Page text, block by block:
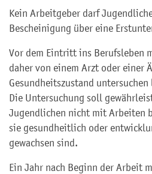
Kein Arbeitgeber darf
Bescheinigung über eine
Vor dem Eintritt ins Berufsleben
daher von einem Arzt oder einer
Gesundheitszustand untersuchen
Die Untersuchung soll
Jugendlichen nicht mit Arbeiten
sie gesundheitlich oder
gewachsen sind.
Ein Jahr nach Beginn der Arbeit